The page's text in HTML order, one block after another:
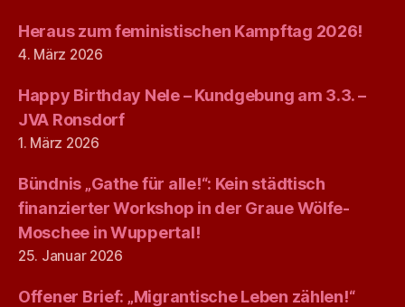
Heraus zum feministischen Kampftag 2026!
4. März 2026
Happy Birthday Nele – Kundgebung am 3.3. –
JVA Ronsdorf
1. März 2026
Bündnis „Gathe für alle!“: Kein städtisch
finanzierter Workshop in der Graue Wölfe-
Moschee in Wuppertal!
25. Januar 2026
Offener Brief: „Migrantische Leben zählen!“